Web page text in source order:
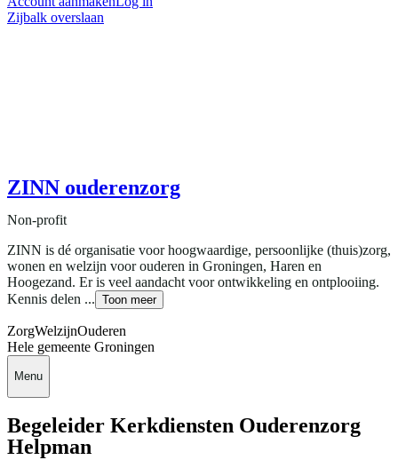
Zijbalk overslaan
ZINN ouderenzorg
Non-profit
ZINN is dé organisatie voor hoogwaardige, persoonlijke (thuis)zorg,
wonen en welzijn voor ouderen in Groningen, Haren en
Hoogezand. Er is veel aandacht voor ontwikkeling en ontplooiing.
Kennis delen ... Toon meer
ZorgWelzijnOuderen
Hele gemeente Groningen
Menu
Begeleider Kerkdiensten Ouderenzorg
Helpman